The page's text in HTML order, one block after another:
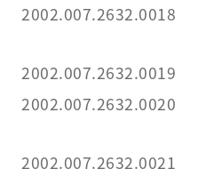
2002.007.2632.0018
2002.007.2632.0019
2002.007.2632.0020
2002.007.2632.0021